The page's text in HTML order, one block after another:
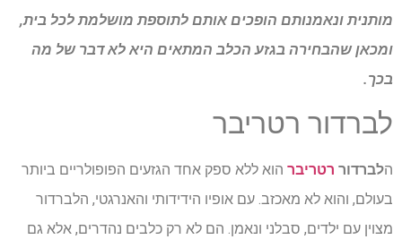
מותנית ונאמנותם הופכים אותם לתוספת מושלמת לכל בית,
ומכאן שהבחירה בגזע הכלב המתאים היא לא דבר של מה
בכך.
לברדור רטריבר
הלברדור רטריבר הוא ללא ספק אחד הגזעים הפופולריים ביותר
בעולם, והוא לא מאכזב. עם אופיו הידידותי והאנרגטי, הלברדור
מצוין עם ילדים, סבלני ונאמן. הם לא רק כלבים נהדרים, אלא גם